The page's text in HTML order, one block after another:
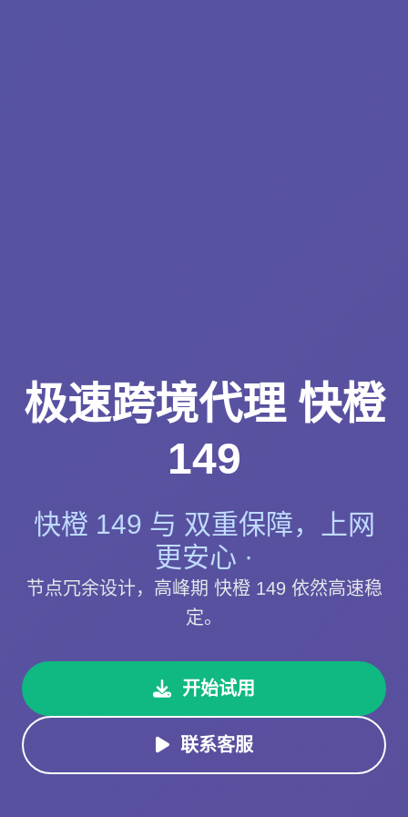
极速跨境代理 快橙
149
快橙 149 与 双重保障，上网
更安心 ·
节点冗余设计，高峰期 快橙 149 依然高速稳
定。
开始试用
联系客服